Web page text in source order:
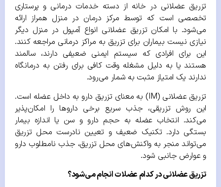
تزریق عضلانی در خانه از دسته خدمات درمانی و پرستاری
تخصصی است که توسط مرکز درمان در منزل همراز ارائه
می‌شود. با امکان تزریق عضلانی انواع آمپول در منزل دیگر
نیازی نیست بیماران برای تزریق به مراکز درمانی مراجعه کنند.
این برای افرادی که سیستم ایمنی ضعیفی دارند، سالمند
هستند یا به دلیل مشغله وقت کافی برای رفتن به درمانگاه
ندارند یک امتیاز مثبت به شمار می‌رود.
تزریق عضلانی (IM) به معنای تزریق دارو به داخل عضله است.
این روش تزریقی، جذب سریع برخی داروها را امکان‌پذیر
می‌کند. انتخاب عضله به حجم دارو و سن یا اندازه بیمار
بستگی دارد. تکنیک ضعیف و تعیین نادرست محل تزریق
می‌تواند منجر به واکنش‌های محل تزریق، جذب نامطلوب دارو
و عوارض جانبی شود.
تزریق عضلانی در کدام عضلات انجام می‌شود؟